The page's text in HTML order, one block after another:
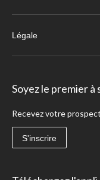
Légale
Soyez le premier à
Recevez votre
S'inscrire